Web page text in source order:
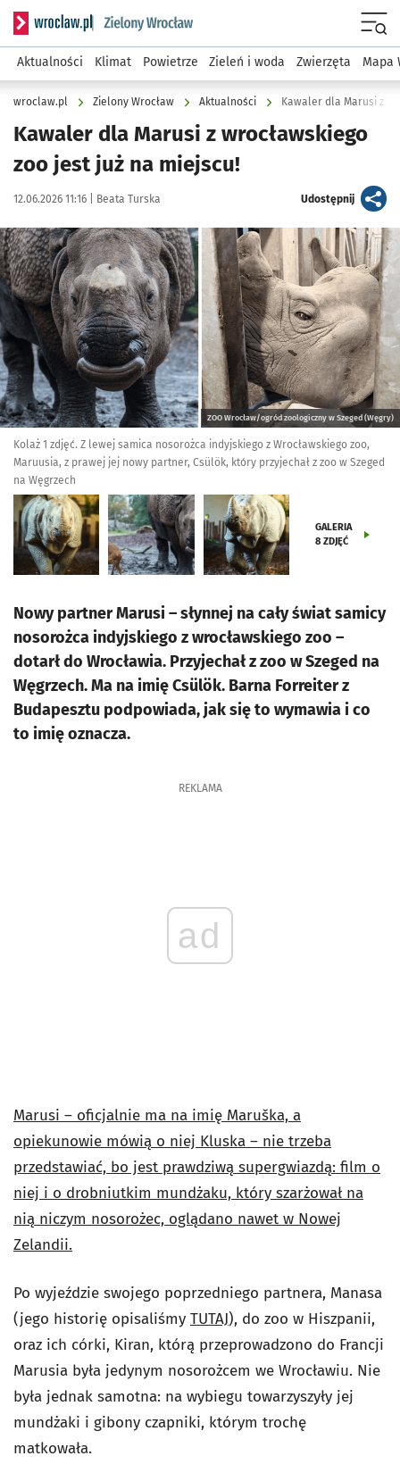
Serwis informacyjny wroclaw.pl podserwis: Środowisko we
Aktualności Klimat Powietrze Zieleń i woda Zwierzęta Mapa
wroclaw.pl Zielony Wrocław Aktualności Kawaler dla Marusi z
Kawaler dla Marusi z wrocławskiego
zoo jest już na miejscu!
Data publikacji:
12.06.2026 11:16 | Autor:
Beata Turska Udostępnijartykuł
Kliknij, aby zobaczyć galerię
ZOO Wrocław/ogród zoologiczny w Szeged (Węgry)
Kolaż 1 zdjęć. Z lewej samica nosorożca indyjskiego z Wrocławskiego zoo,
Maruusia, z prawej jej nowy partner, Csülök, który przyjechał z zoo w Szeged
na Węgrzech
GALERIA
8 ZDJĘĆ
Nowy partner Marusi – słynnej na cały świat samicy
nosorożca indyjskiego z wrocławskiego zoo –
dotarł do Wrocławia. Przyjechał z zoo w Szeged na
Węgrzech. Ma na imię Csülök. Barna Forreiter z
Budapesztu podpowiada, jak się to wymawia i co
to imię oznacza.
REKLAMA
ad
Marusi – oficjalnie ma na imię Maruška, a
opiekunowie mówią o niej Kluska – nie trzeba
przedstawiać, bo jest prawdziwą supergwiazdą: film o
niej i o drobniutkim mundżaku, który szarżował na
nią niczym nosorożec, oglądano nawet w Nowej
Zelandii.
Po wyjeździe swojego poprzedniego partnera, Manasa
(jego historię opisaliśmy TUTAJ), do zoo w Hiszpanii,
oraz ich córki, Kiran, którą przeprowadzono do Francji
Marusia była jedynym nosorożcem we Wrocławiu. Nie
była jednak samotna: na wybiegu towarzyszyły jej
mundżaki i gibony czapniki, którym trochę
matkowała.